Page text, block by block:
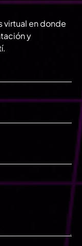
virtual en donde
y